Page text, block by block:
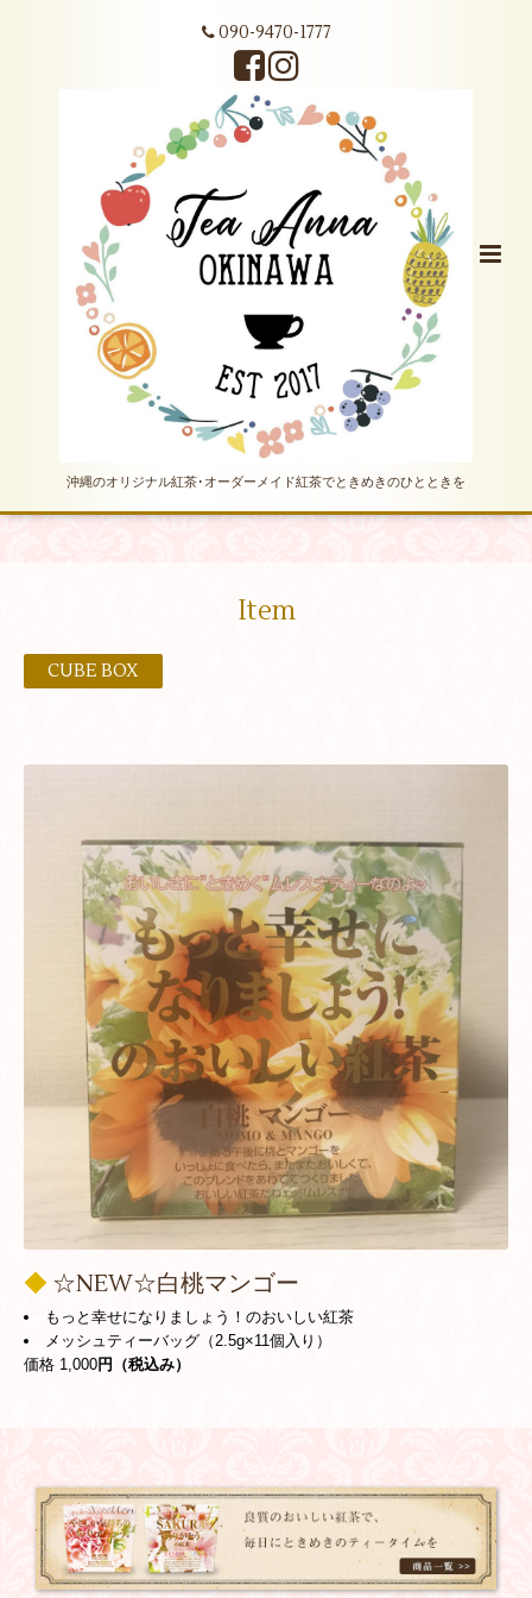
090-9470-1777
沖縄のオリジナル紅茶･オーダーメイド紅茶でときめきのひとときを
Item
CUBE BOX
◆ ☆NEW☆白桃マンゴー
もっと幸せになりましょう！のおいしい紅茶
メッシュティーバッグ（2.5g×11個入り）
価格 1,000円（税込み）